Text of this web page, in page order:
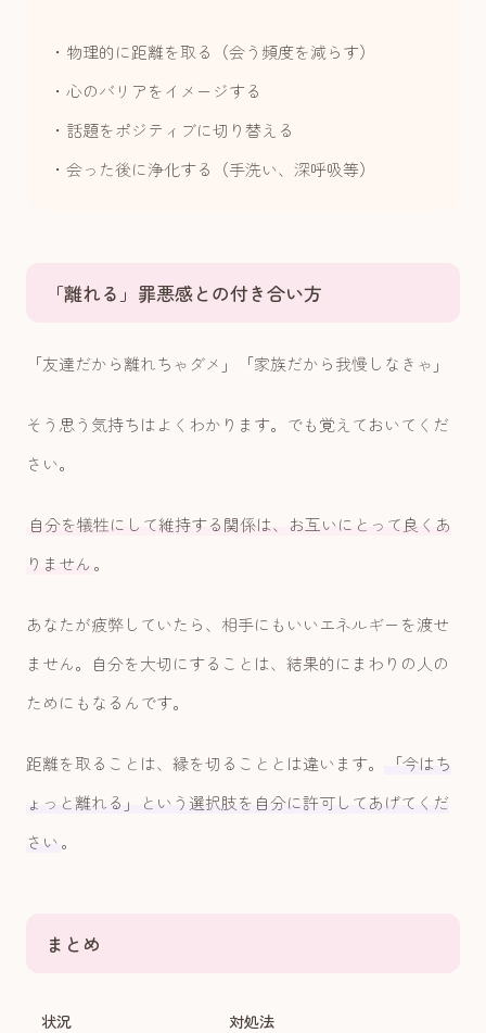
・物理的に距離を取る（会う頻度を減らす）
・心のバリアをイメージする
・話題をポジティブに切り替える
・会った後に浄化する（手洗い、深呼吸等）
「離れる」罪悪感との付き合い方
「友達だから離れちゃダメ」「家族だから我慢しなきゃ」
そう思う気持ちはよくわかります。でも覚えておいてくだ
さい。
自分を犠牲にして維持する関係は、お互いにとって良くあ
りません 。
あなたが疲弊していたら、相手にもいいエネルギーを渡せ
ません。自分を大切にすることは、結果的にまわりの人の
ためにもなるんです。
距離を取ることは、縁を切ることとは違います。
「今はち
ょっと離れる」という選択肢を自分に許可してあげてくだ
さい。
まとめ
状況 対処法